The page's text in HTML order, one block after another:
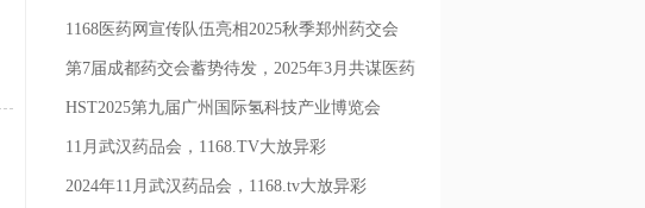
会!
1168医药网宣传队伍亮相2025秋季郑州药交会
第7届成都药交会蓄势待发，2025年3月共谋医药
健康产业新篇章
HST2025第九届广州国际氢科技产业博览会
11月武汉药品会，1168.TV大放异彩
2024年11月武汉药品会，1168.tv大放异彩